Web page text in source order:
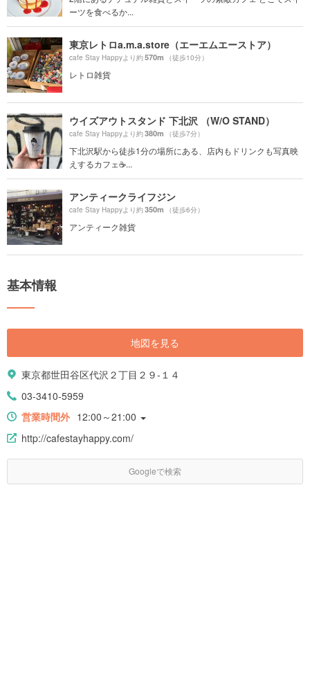
ーツを食べるか...
東京レトロa.m.a.store（エーエムエーストア）
cafe Stay Happyより約570m （徒歩10分）
レトロ雑貨
ウイズアウトスタンド 下北沢 （W/O STAND）
cafe Stay Happyより約380m （徒歩7分）
下北沢駅から徒歩1分の場所にある、店内もドリンクも写真映
えするカフェ☕️...
アンティークライフジン
cafe Stay Happyより約350m （徒歩6分）
アンティーク雑貨
基本情報
地図を見る
東京都世田谷区代沢２丁目２９-１４
03-3410-5959
営業時間外 12:00～21:00
http://cafestayhappy.com/
Googleで検索